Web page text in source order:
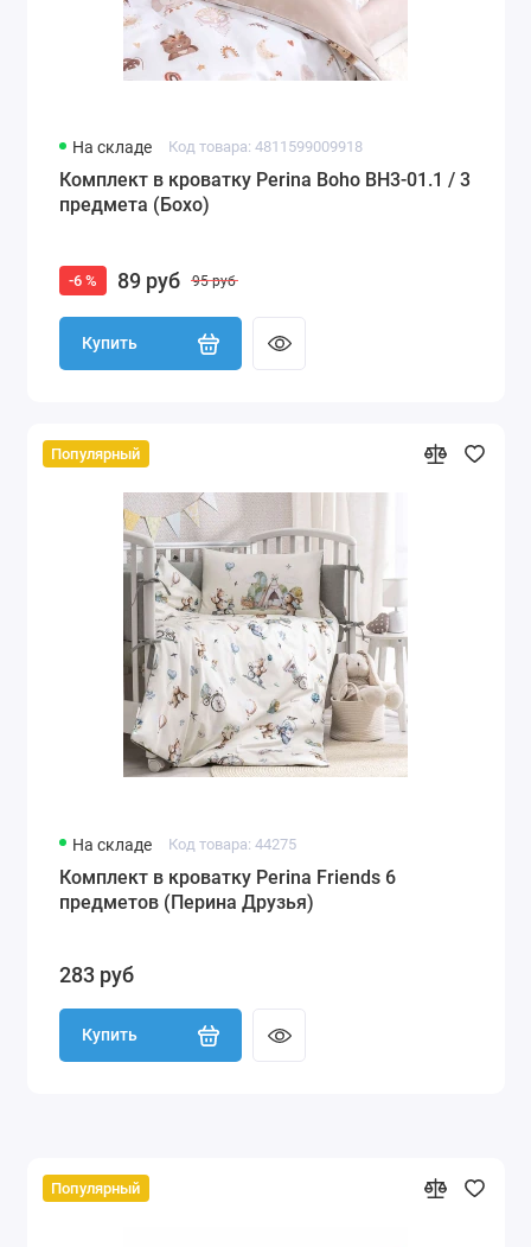
На складе Код товара: 4811599009918
Комплект в кроватку Perina Boho BH3-01.1 / 3
предмета (Бохо)
-6 % 89 руб 95 руб
Купить
Популярный
На складе Код товара: 44275
Комплект в кроватку Perina Friends 6
предметов (Перина Друзья)
283 руб
Купить
Популярный